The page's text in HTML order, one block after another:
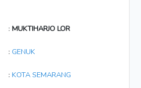
: MUKTIHARJO LOR
: GENUK
: KOTA SEMARANG